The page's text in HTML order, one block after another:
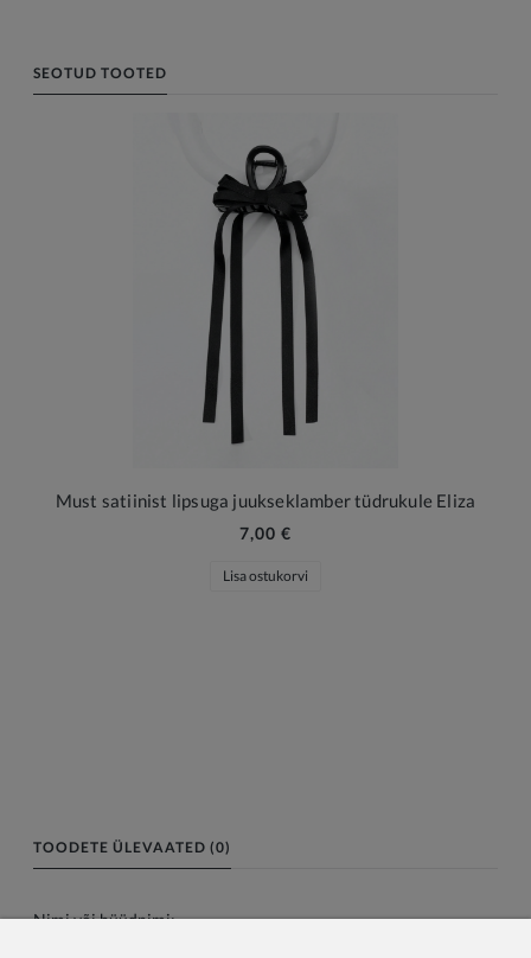
SEOTUD TOOTED
Must satiinist lipsuga juukseklamber tüdrukule Eliza
7,00 €
Lisa ostukorvi
TOODETE ÜLEVAATED (0)
Nimi või hüüdnimi: